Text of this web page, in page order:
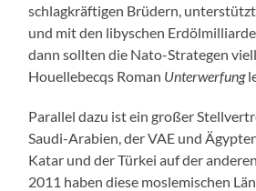
schlagkräftigen Brüdern,
und mit den libyschen
dann sollten die Nato-Strategen
Houellebecqs Roman Unterwerfung
Parallel dazu ist ein großer
Saudi-Arabien, der VAE und
Katar und der Türkei auf der
2011 haben diese moslemischen